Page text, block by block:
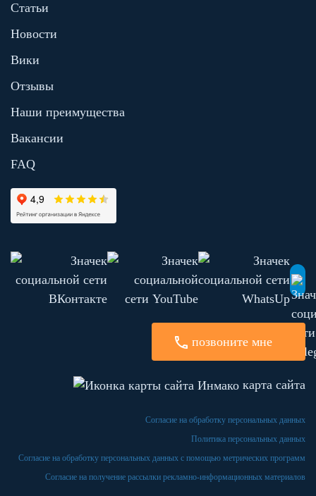
Статьи
Новости
Вики
Отзывы
Наши преимущества
Вакансии
FAQ
позвоните мне
карта сайта
Согласие на обработку персональных данных
Политика персональных данных
Согласие на обработку персональных данных с помощью метрических программ
Согласие на получение рассылки рекламно-информационных материалов